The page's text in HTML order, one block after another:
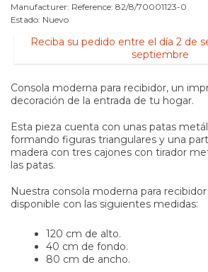
Manufacturer: Reference: 82/8/70001123-0
Estado: Nuevo
Reciba su pedido entre el día 2 de
septiembre
Consola moderna para recibidor, un
decoración de la entrada de tu hogar.
Esta pieza cuenta con unas patas
formando figuras triangulares y una
madera con tres cajones con tirador
las patas.
Nuestra consola moderna para
disponible con las siguientes medidas:
120 cm de alto.
40 cm de fondo.
80 cm de ancho.